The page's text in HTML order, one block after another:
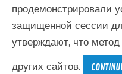
продемонстрировали
защищенной сессии
утверждают, что
других сайтов.